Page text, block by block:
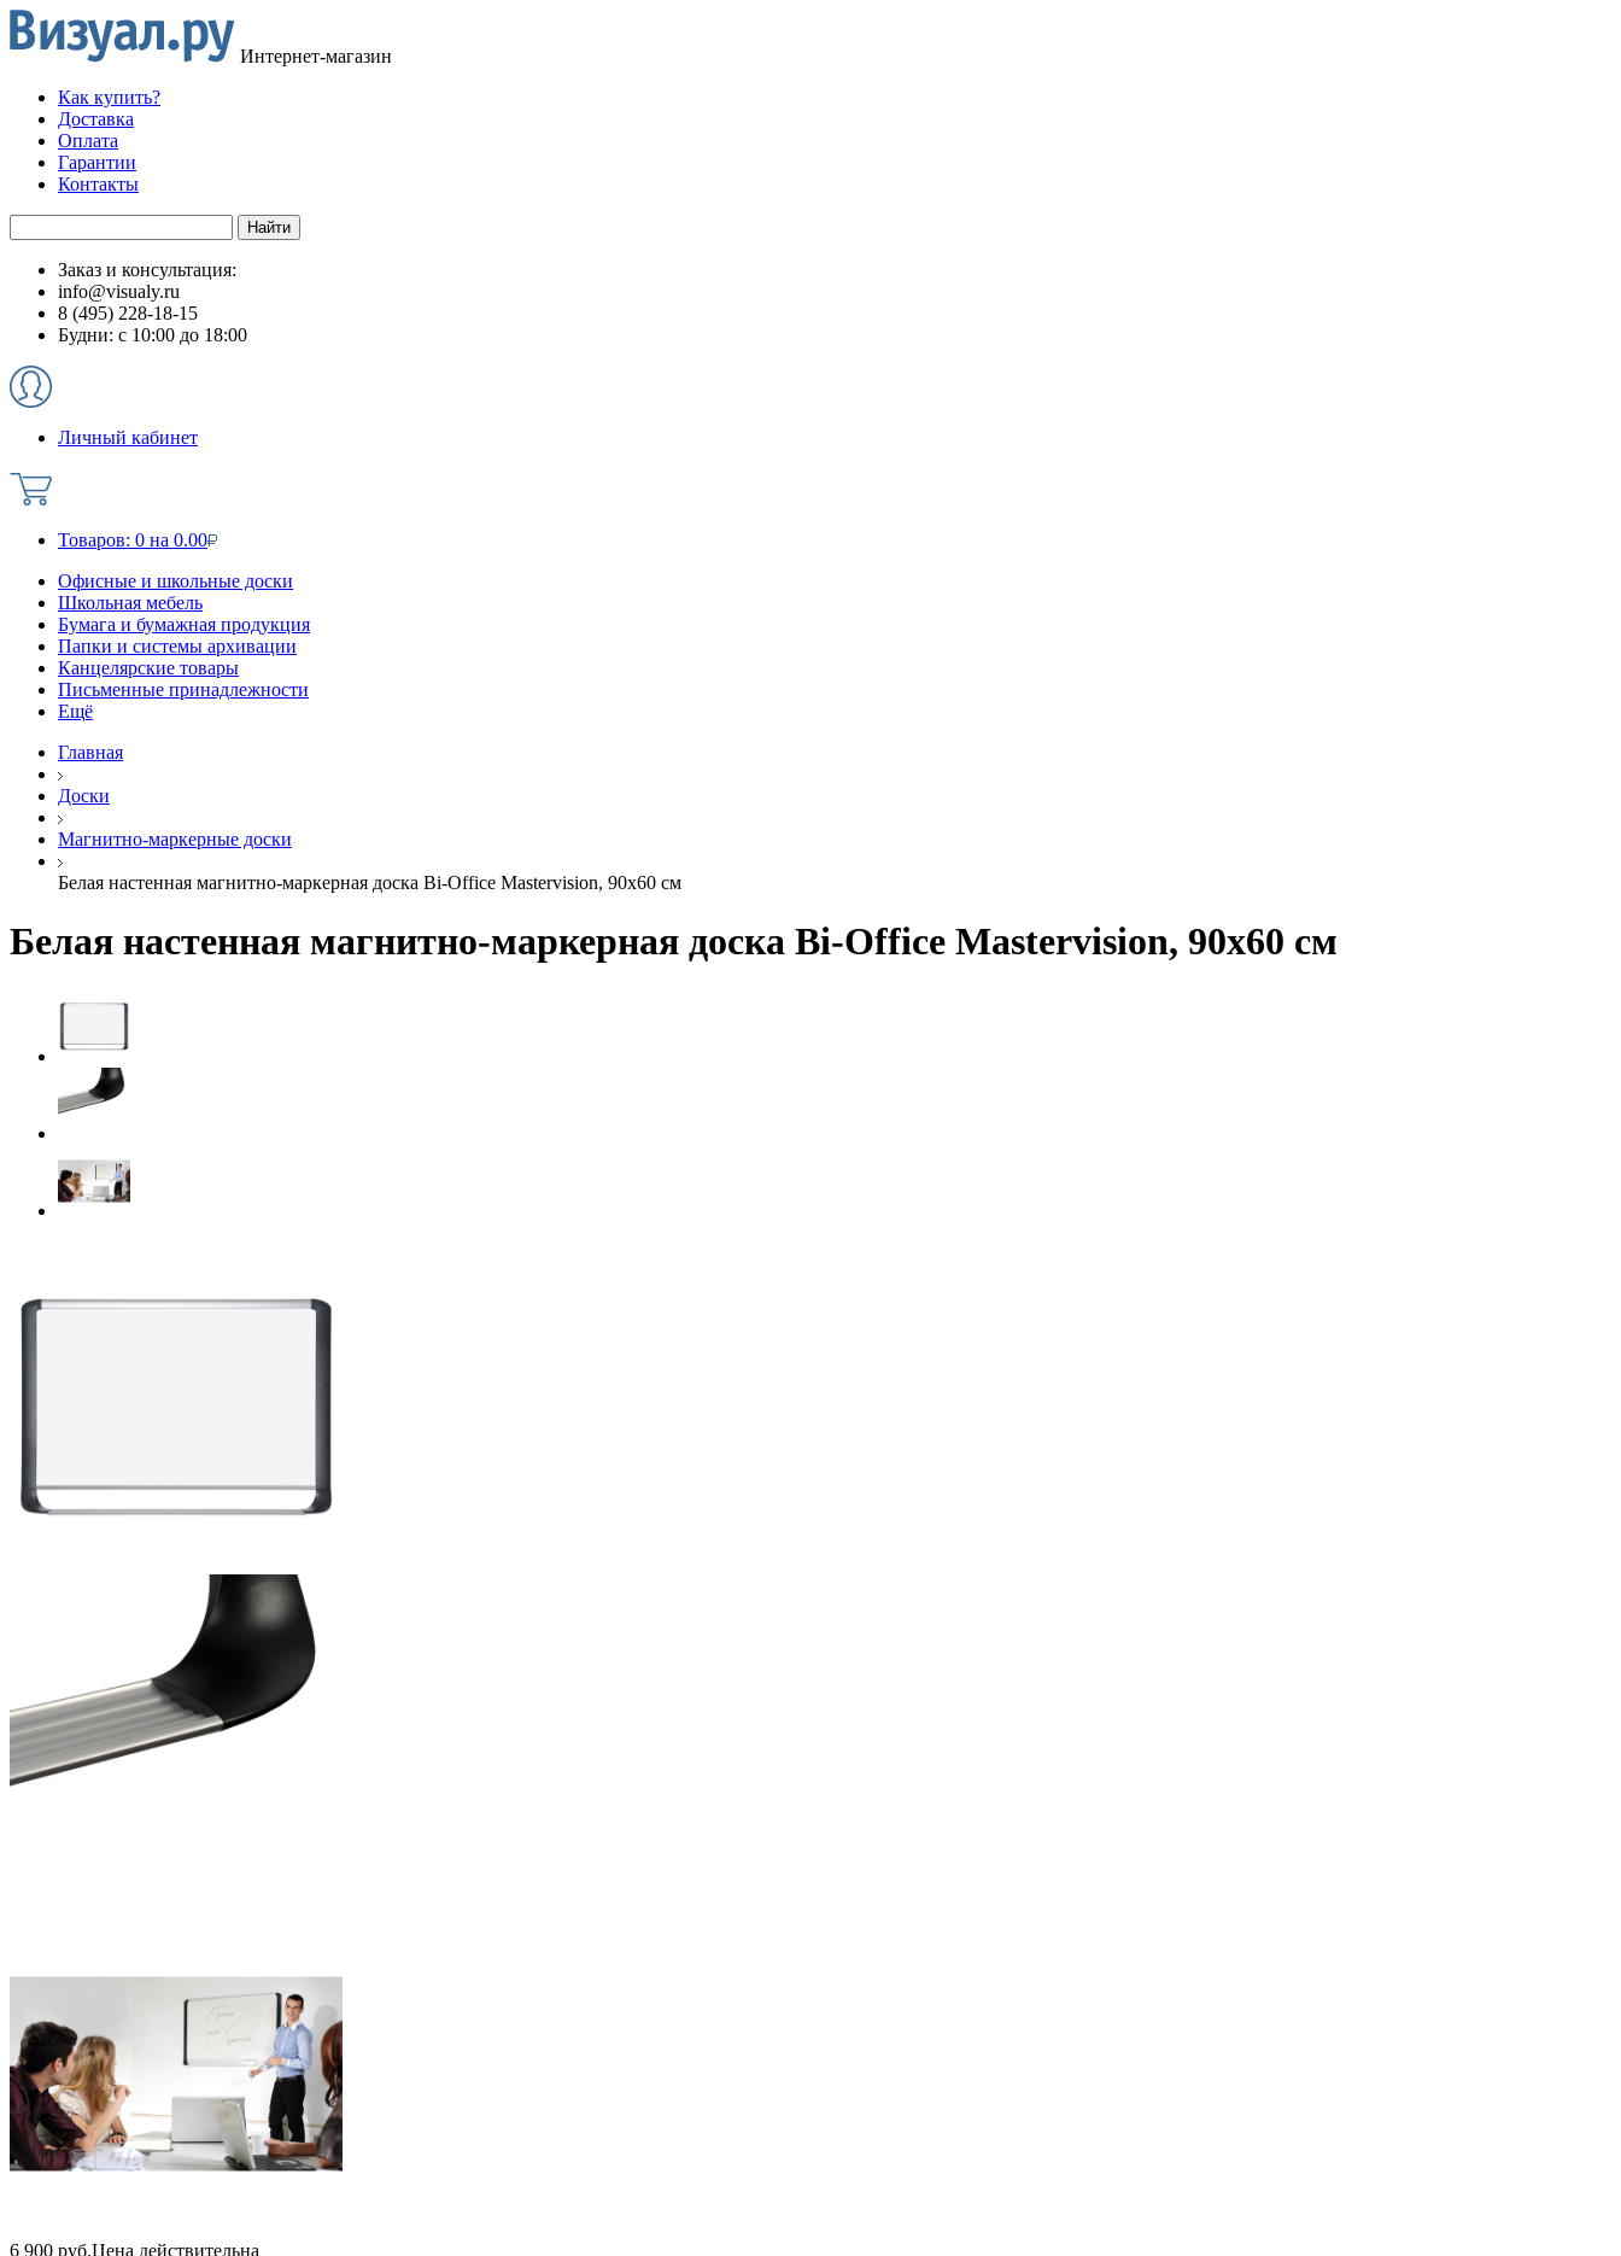
Интернет-магазин
Как купить?
Доставка
Оплата
Гарантии
Контакты
Заказ и консультация:
info@visualy.ru
8 (495) 228-18-15
Будни: с 10:00 до 18:00
Личный кабинет
Товаров: 0 на 0.00
Офисные и школьные доски
Школьная мебель
Бумага и бумажная продукция
Папки и системы архивации
Канцелярские товары
Письменные принадлежности
Ещё
Главная
Доски
Магнитно-маркерные доски
Белая настенная магнитно-маркерная доска Bi-Office Mastervision, 90х60 см
Белая настенная магнитно-маркерная доска Bi-Office Mastervision, 90х60 см
6 900 руб.Цена действительна